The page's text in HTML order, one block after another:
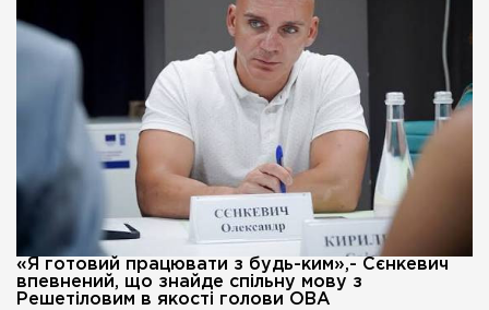
«Я готовий працювати з будь-ким»,- Сєнкевич
впевнений, що знайде спільну мову з
Решетіловим в якості голови ОВА